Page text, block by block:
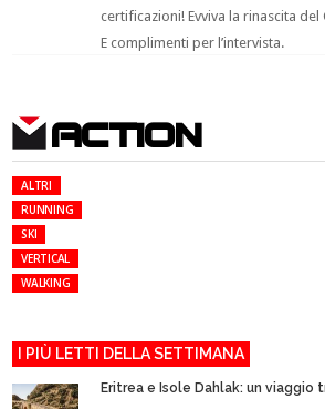
certificazioni! Evviva la rinascita del
E complimenti per l’intervista.
ACTION
ALTRI
RUNNING
SKI
VERTICAL
WALKING
I PIÙ LETTI DELLA SETTIMANA
Eritrea e Isole Dahlak: un viaggio